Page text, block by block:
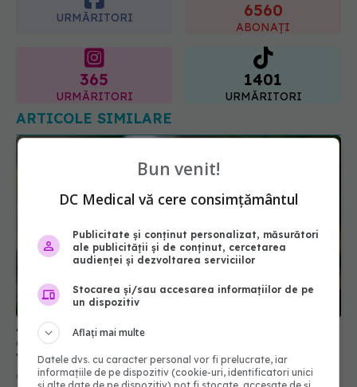
365 1401
ARTICOLE SIMILARE
A mâncat un castravete întreg și internetul a
explodat. Iată ce s-a întâmplat în corpul lui!
Video VIRAL pe TikTok
08 apr 2025, 14:13
Bun venit!
DC Medical vă cere consimțământul
Publicitate și conținut personalizat, măsurători
ale publicității și de conținut, cercetarea
audienței și dezvoltarea serviciilor
Stocarea și/sau accesarea informațiilor de pe
un dispozitiv
Aflați mai multe
Datele dvs. cu caracter personal vor fi prelucrate, iar
informațiile de pe dispozitiv (cookie-uri, identificatori unici